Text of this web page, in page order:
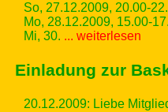
So, 27.12.2009, 20.00-
Mo, 28.12.2009, 15.00-
Mi, 30. ... weiterlesen
Einladung zur
20.12.2009: Liebe